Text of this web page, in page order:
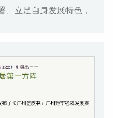
、立足自身发展特色，